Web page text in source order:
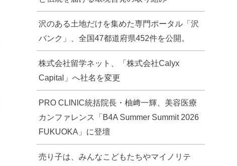
沢のある土地だけを集めた専門ポータル「沢
バンク」、全国47都道府県452件を公開。
株式会社留学ネット、「株式会社Calyx
Capital」へ社名を変更
PRO CLINIC統括院長・柚﨑一輝、美容医療
カンファレンス「B4A Summer Summit 2026
FUKUOKA」に登壇
売り子は、みんなこどもたちやマイノリテ